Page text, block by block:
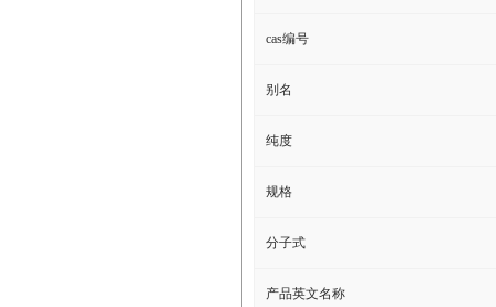
cas编号
别名
纯度
规格
分子式
产品英文名称